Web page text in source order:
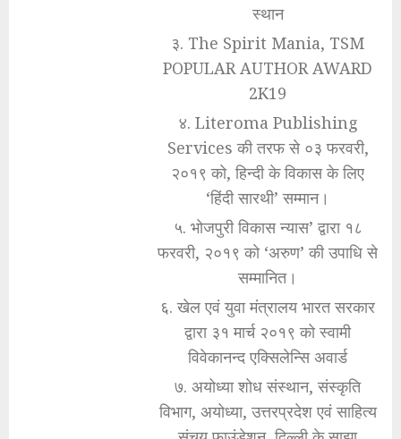
स्थान
३. The Spirit Mania, TSM
POPULAR AUTHOR AWARD
2K19
४. Literoma Publishing
Services की तरफ से ०३ फरवरी,
२०१९ को, हिन्दी के विकास के लिए
‘हिंदी सारथी’ सम्मान।
५. भोजपुरी विकास न्यास’ द्वारा १८
फरवरी, २०१९ को ‘अरुण’ की उपाधि से
सम्मानित।
६. खेल एवं युवा मंत्रालय भारत सरकार
द्वारा ३१ मार्च २०१९ को स्वामी
विवेकानन्द एक्सिलेन्सि अवार्ड
७. अयोध्या शोध संस्थान, संस्कृति
विभाग, अयोध्या, उत्तरप्रदेश एवं साहित्य